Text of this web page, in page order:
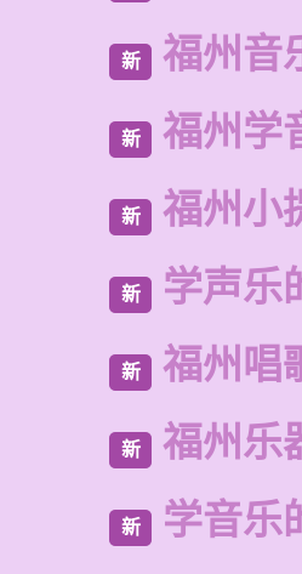
新 福州音
新 福州学
新 福州小
新 学声乐
新 福州唱
新 福州乐
新 学音乐